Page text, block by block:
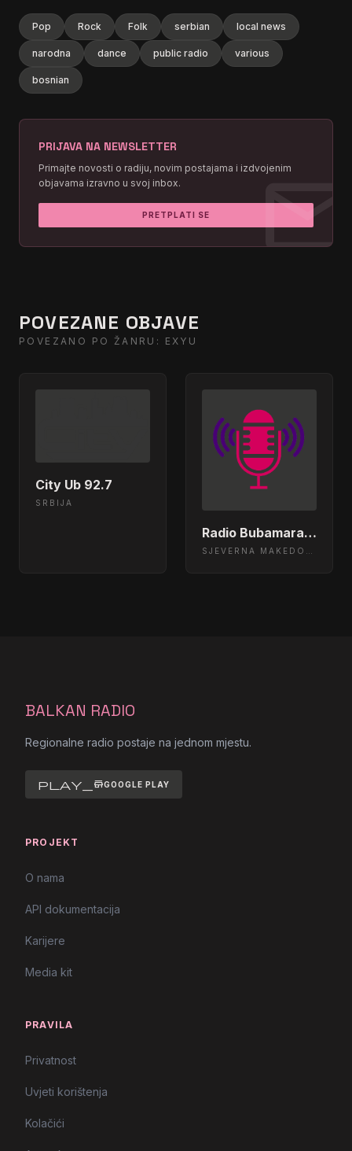
Pop Rock Folk serbian local news
narodna dance public radio various
bosnian
PRIJAVA NA NEWSLETTER
Primajte novosti o radiju, novim postajama i izdvojenim
objavama izravno u svoj inbox.
PRETPLATI SE
POVEZANE OBJAVE
POVEZANO PO ŽANRU: EXYU
City Ub 92.7
SRBIJA
Radio Bubamara 105.2 Skopje, Macedonia
BALKAN RADIO
Regionalne radio postaje na jednom mjestu.
play_storeGOOGLE PLAY
PROJEKT
O nama
API dokumentacija
Karijere
Media kit
PRAVILA
Privatnost
Uvjeti korištenja
Kolačići